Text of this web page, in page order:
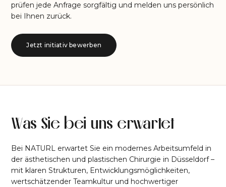
prüfen jede Anfrage sorgfältig und melden uns persönlich
bei Ihnen zurück.
Jetzt initiativ bewerben
Was Sie bei uns erwartet
Bei NATURL erwartet Sie ein modernes Arbeitsumfeld in
der ästhetischen und plastischen Chirurgie in Düsseldorf –
mit klaren Strukturen, Entwicklungsmöglichkeiten,
wertschätzender Teamkultur und hochwertiger